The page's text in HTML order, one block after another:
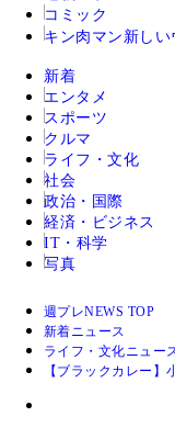
コミック
キン肉マン 新しい
新着
エンタメ
スポーツ
クルマ
ライフ・文化
社会
政治・国際
経済・ビジネス
IT・科学
写真
週プレNEWS TOP
新着ニュース
ライフ・文化ニュー
【ブラックカレー